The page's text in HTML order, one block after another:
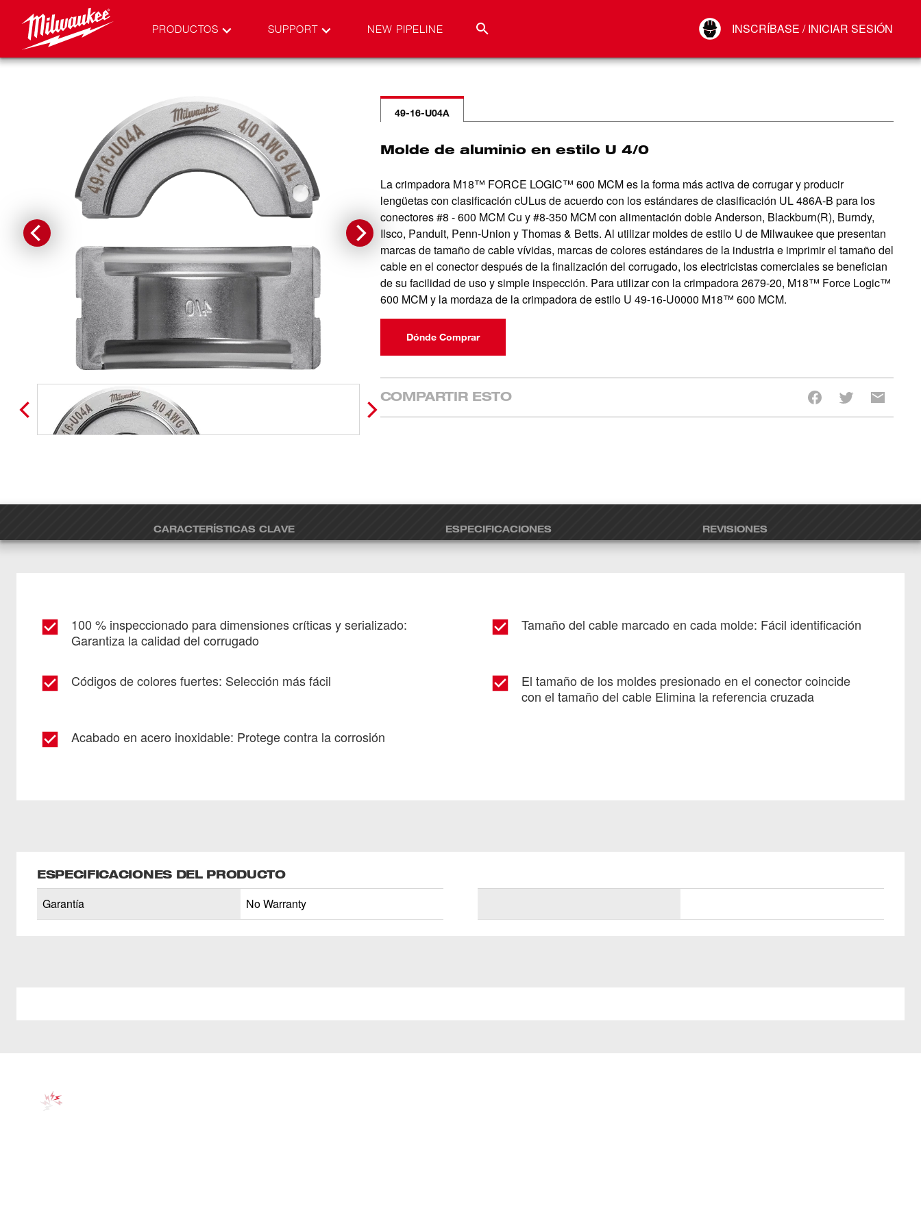
PRODUCTOS SUPPORT NEW PIPELINE INSCRÍBASE / INICIAR SESIÓN
Conectar
49-16-U04A
Molde de aluminio en estilo U 4/0
La crimpadora M18™ FORCE LOGIC™ 600 MCM es la forma más activa de corrugar y producir
lengüetas con clasificación cULus de acuerdo con los estándares de clasificación UL 486A-B para los
conectores #8 - 600 MCM Cu y #8-350 MCM con alimentación doble Anderson, Blackburn(R), Burndy,
Ilsco, Panduit, Penn-Union y Thomas & Betts. Al utilizar moldes de estilo U de Milwaukee que presentan
marcas de tamaño de cable vívidas, marcas de colores estándares de la industria e imprimir el tamaño del
cable en el conector después de la finalización del corrugado, los electricistas comerciales se benefician
de su facilidad de uso y simple inspección. Para utilizar con la crimpadora 2679-20, M18™ Force Logic™
600 MCM y la mordaza de la crimpadora de estilo U 49-16-U0000 M18™ 600 MCM.
Dónde Comprar
COMPARTIR ESTO
CARACTERÍSTICAS CLAVE ESPECIFICACIONES REVISIONES
100 % inspeccionado para dimensiones críticas y serializado:
Garantiza la calidad del corrugado
Tamaño del cable marcado en cada molde: Fácil identificación
Códigos de colores fuertes: Selección más fácil
El tamaño de los moldes presionado en el conector coincide
con el tamaño del cable Elimina la referencia cruzada
Acabado en acero inoxidable: Protege contra la corrosión
ESPECIFICACIONES DEL PRODUCTO
Garantía No Warranty